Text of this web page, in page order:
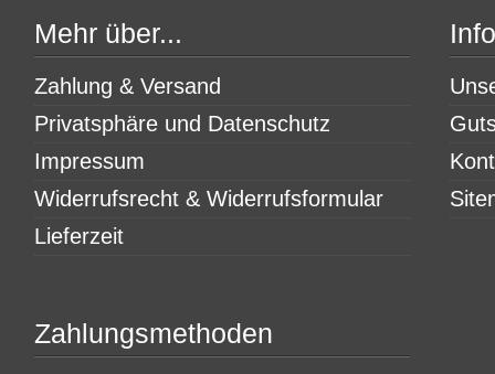
Mehr über...
Zahlung & Versand
Privatsphäre und Datenschutz
Impressum
Widerrufsrecht & Widerrufsformular
Lieferzeit
Zahlungsmethoden